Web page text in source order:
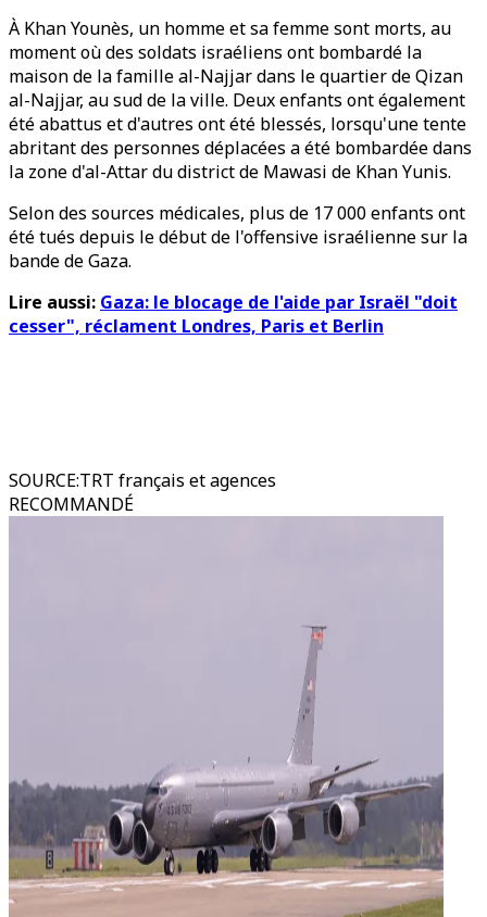
À Khan Younès, un homme et sa femme sont morts, au
moment où des soldats israéliens ont bombardé la
maison de la famille al-Najjar dans le quartier de Qizan
al-Najjar, au sud de la ville. Deux enfants ont également
été abattus et d'autres ont été blessés, lorsqu'une tente
abritant des personnes déplacées a été bombardée dans
la zone d'al-Attar du district de Mawasi de Khan Yunis.
Selon des sources médicales, plus de 17 000 enfants ont
été tués depuis le début de l'offensive israélienne sur la
bande de Gaza.
Lire aussi: Gaza: le blocage de l'aide par Israël "doit
cesser", réclament Londres, Paris et Berlin
SOURCE:TRT français et agences
RECOMMANDÉ